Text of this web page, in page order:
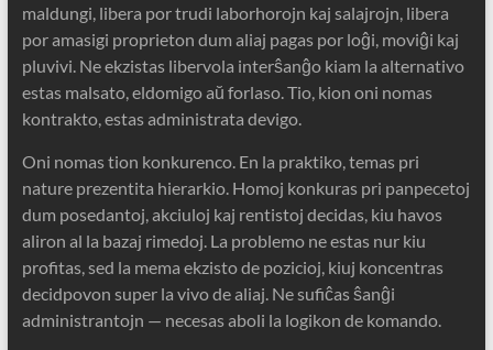
maldungi, libera por trudi laborhorojn kaj salajrojn, libera
por amasigi proprieton dum aliaj pagas por loĝi, moviĝi kaj
pluvivi. Ne ekzistas libervola interŝanĝo kiam la alternativo
estas malsato, eldomigo aŭ forlaso. Tio, kion oni nomas
kontrakto, estas administrata devigo.
Oni nomas tion konkurenco. En la praktiko, temas pri
nature prezentita hierarkio. Homoj konkuras pri panpecetoj
dum posedantoj, akciuloj kaj rentistoj decidas, kiu havos
aliron al la bazaj rimedoj. La problemo ne estas nur kiu
profitas, sed la mema ekzisto de pozicioj, kiuj koncentras
decidpovon super la vivo de aliaj. Ne sufiĉas ŝanĝi
administrantojn — necesas aboli la logikon de komando.